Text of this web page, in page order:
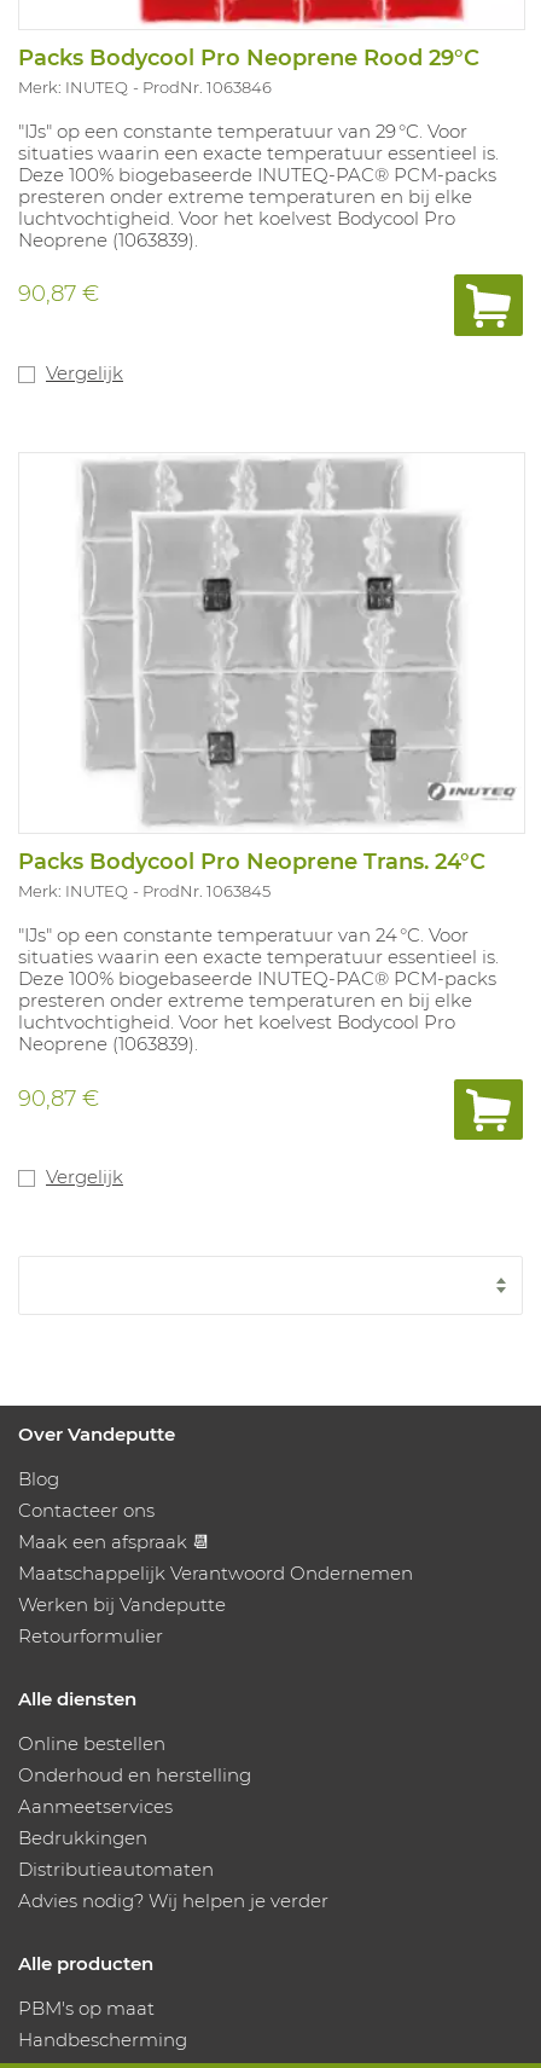
Packs Bodycool Pro Neoprene Rood 29°C
Merk: INUTEQ ProdNr. 1063846
"IJs" op een constante temperatuur van 29 °C. Voor
situaties waarin een exacte temperatuur essentieel is.
Deze 100% biogebaseerde INUTEQ‑PAC® PCM‑packs
presteren onder extreme temperaturen en bij elke
luchtvochtigheid. Voor het koelvest Bodycool Pro
Neoprene (1063839).
90,87 €
Vergelijk
Packs Bodycool Pro Neoprene Trans. 24°C
Merk: INUTEQ ProdNr. 1063845
"IJs" op een constante temperatuur van 24 °C. Voor
situaties waarin een exacte temperatuur essentieel is.
Deze 100% biogebaseerde INUTEQ‑PAC® PCM‑packs
presteren onder extreme temperaturen en bij elke
luchtvochtigheid. Voor het koelvest Bodycool Pro
Neoprene (1063839).
90,87 €
Vergelijk
Over Vandeputte
Blog
Contacteer ons
Maak een afspraak 📆
Maatschappelijk Verantwoord Ondernemen
Werken bij Vandeputte
Retourformulier
Alle diensten
Online bestellen
Onderhoud en herstelling
Aanmeetservices
Bedrukkingen
Distributieautomaten
Advies nodig? Wij helpen je verder
Alle producten
PBM's op maat
Handbescherming